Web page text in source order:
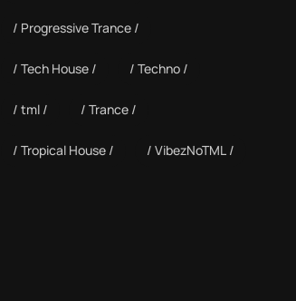
Progressive Trance
Tech House Techno
tml Trance
Tropical House VibezNoTML